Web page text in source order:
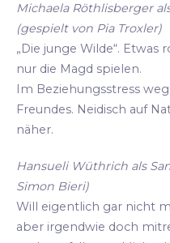
Michaela Röthlisberger
(gespielt von Pia Troxler)
„Die junge Wilde“.
nur die Magd spielen.
Im Beziehungsstress
Freundes. Neidisch auf
näher.
Hansueli Wüthrich als
Simon Bieri)
Will eigentlich gar nicht
aber irgendwie doch